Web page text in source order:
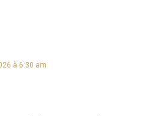
à 6:30 am